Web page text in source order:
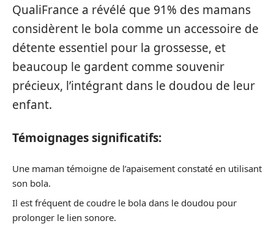
QualiFrance a révélé que 91% des mamans
considèrent le bola comme un accessoire de
détente essentiel pour la grossesse, et
beaucoup le gardent comme souvenir
précieux, l’intégrant dans le doudou de leur
enfant.
Témoignages significatifs:
Une maman témoigne de l’apaisement constaté en utilisant
son bola.
Il est fréquent de coudre le bola dans le doudou pour
prolonger le lien sonore.